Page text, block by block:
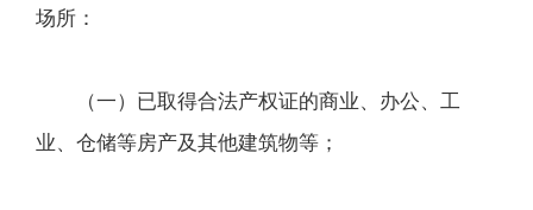
场所：
（一）已取得合法产权证的商业、办公、工
业、仓储等房产及其他建筑物等；